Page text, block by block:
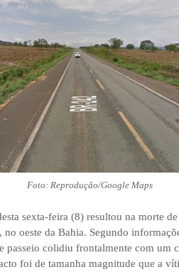
Foto: Reprodução/Google Maps
sexta-feira (8) resultou na morte
oeste da Bahia. Segundo
passeio colidiu frontalmente com um
foi de tamanha magnitude que a